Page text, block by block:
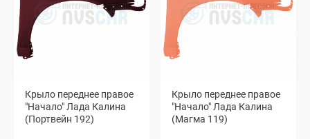
Крыло переднее правое
"Начало" Лада Калина
(Портвейн 192)
Крыло переднее правое
"Начало" Лада Калина
(Магма 119)